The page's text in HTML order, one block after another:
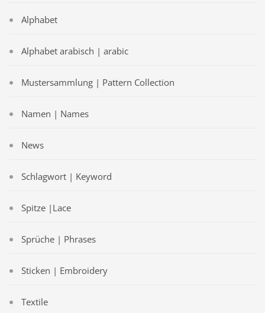
Alphabet
Alphabet arabisch | arabic
Mustersammlung | Pattern Collection
Namen | Names
News
Schlagwort | Keyword
Spitze |Lace
Sprüche | Phrases
Sticken | Embroidery
Textile